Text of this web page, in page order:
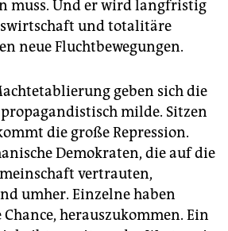
muss. Und er wird langfristig
und totalitäre
neue Fluchtbewegungen.
geben sich die
milde. Sitzen
die große Repression.
Demokraten, die auf die
vertrauten,
umher. Einzelne haben
herauszukommen. Ein